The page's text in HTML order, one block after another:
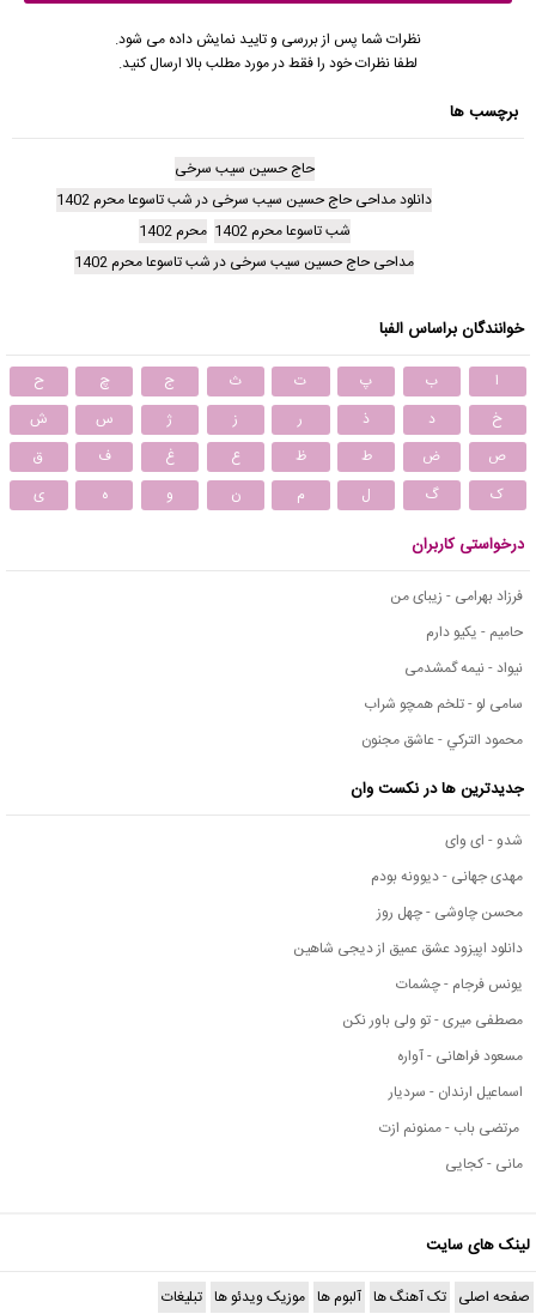
نظرات شما پس از بررسی و تایید نمایش داده می شود.
لطفا نظرات خود را فقط در مورد مطلب بالا ارسال کنید.
برچسب ها
حاج حسین سیب سرخی
دانلود مداحی حاج حسین سیب سرخی در شب تاسوعا محرم 1402
شب تاسوعا محرم 1402
محرم 1402
مداحی حاج حسین سیب سرخی در شب تاسوعا محرم 1402
خوانندگان براساس الفبا
ا ب پ ت ث ج چ
ح
خ
د ذ ر ز ژ س
ش
ص
ض ط ظ ع غ ف
ق
ک
گ ل م ن و ه ی
درخواستی کاربران
فرزاد بهرامی - زیبای من
حامیم - یکیو دارم
نیواد - نیمه گمشدمی
سامی لو - تلخم همچو شراب
محمود التركي - عاشق مجنون
جدیدترین ها در نکست وان
شدو - ای وای
مهدی جهانی - دیوونه بودم
محسن چاوشی - چهل روز
دانلود اپیزود عشق عمیق از دیجی شاهین
یونس فرجام - چشمات
مصطفی میری - تو ولی باور نکن
مسعود فراهانی - آواره
اسماعیل ارندان - سردیار
مرتضی باب - ممنونم ازت
مانی - کجایی
لینک های سایت
صفحه اصلی تک آهنگ ها آلبوم ها موزیک ویدئو ها تبلیغات